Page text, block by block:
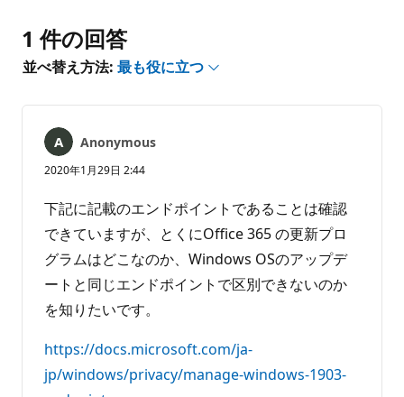
は
あ
ま
ん
1 件の回答
並べ替え方法: 最も役に立つ
Anonymous
2020年1月29日 2:44
下記に記載のエンドポイントであることは確認
できていますが、とくにOffice 365 の更新プロ
グラムはどこなのか、Windows OSのアップデ
ートと同じエンドポイントで区別できないのか
を知りたいです。
https://docs.microsoft.com/ja-
jp/windows/privacy/manage-windows-1903-